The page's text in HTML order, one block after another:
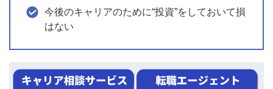
今後のキャリアのために“投資”をしておいて損
はない